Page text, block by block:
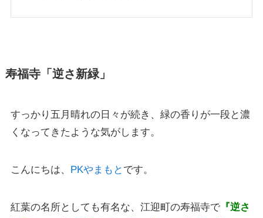
寿福寺「逆さ新緑」
すっかり五月晴れの日々が続き、緑の香りが一段と濃
くなってきたような気がします。
こんにちは、 PKやまもと です。
紅葉の名所としても有名な、江迎町の寿福寺で『逆さ